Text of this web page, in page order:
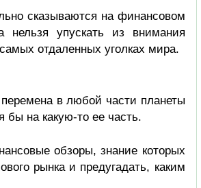
сказываются на финансовом
нельзя упускать из внимания
отдаленных уголках мира.
в любой части планеты
бы на какую-то ее часть.
обзоры, знание которых
рынка и предугадать, каким